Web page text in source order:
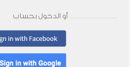
أو الدخول بحساب